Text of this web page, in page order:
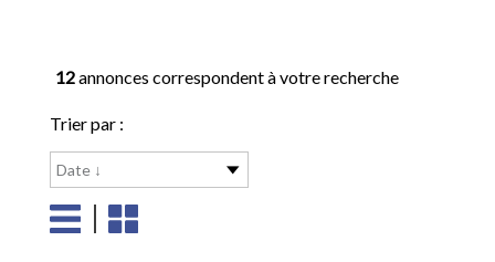
12annonces correspondent à votre recherche
Trier par :
Date ↓